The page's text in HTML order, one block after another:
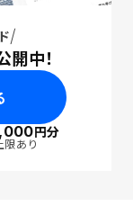
中！
円分
あり